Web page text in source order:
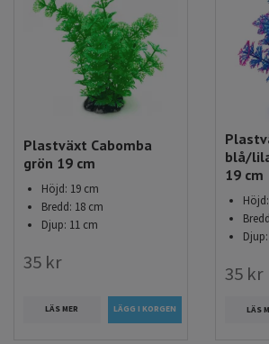
Plastväxt Cabomba
grön 19 cm
Höjd: 19 cm
Bredd: 18 cm
Djup: 11 cm
35 kr
LÄS MER
blå/
19 cm
35 kr
LÄS